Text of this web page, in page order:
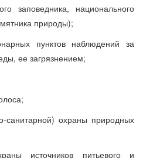
заповедника, национального
природы);
пунктов наблюдений за
ее загрязнением;
санитарной) охраны природных
источников питьевого и